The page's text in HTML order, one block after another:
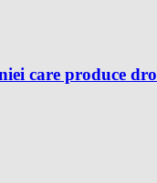
care produce